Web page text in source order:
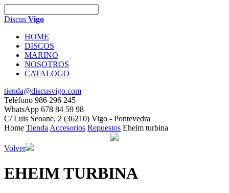
Discus Vigo
HOME
DISCOS
MARINO
NOSOTROS
CATALOGO
tienda@discusvigo.com
Teléfono 986 296 245
WhatsApp 678 84 59 98
C/ Luis Seoane, 2 (36210) Vigo - Pontevedra
Home Tienda Accesorios Repuestos Eheim turbina
Volver
EHEIM TURBINA